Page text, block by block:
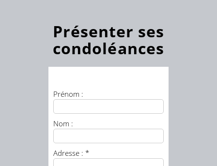
Présenter ses
condoléances
Prénom :
Nom :
Adresse : *